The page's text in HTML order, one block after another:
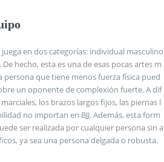
juega en dos categorías: individual masculino
hecho, esta es una de esas pocas artes m
persona que tiene menos fuerza física pued
un oponente de complexión fuerte. A dif
los brazos largos fijos, las piernas l
no importan en BJJ. Además, esta form
ser realizada por cualquier persona sin a
ya sea una persona delgada o robusta.